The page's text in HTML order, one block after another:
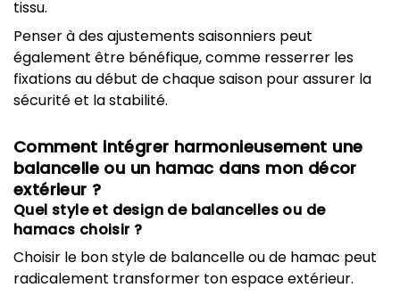
tissu.
Penser à des ajustements saisonniers peut
également être bénéfique, comme resserrer les
fixations au début de chaque saison pour assurer la
sécurité et la stabilité.
Comment intégrer harmonieusement une
balancelle ou un hamac dans mon décor
extérieur ?
Quel style et design de balancelles ou de
hamacs choisir ?
Choisir le bon style de balancelle ou de hamac peut
radicalement transformer ton espace extérieur.